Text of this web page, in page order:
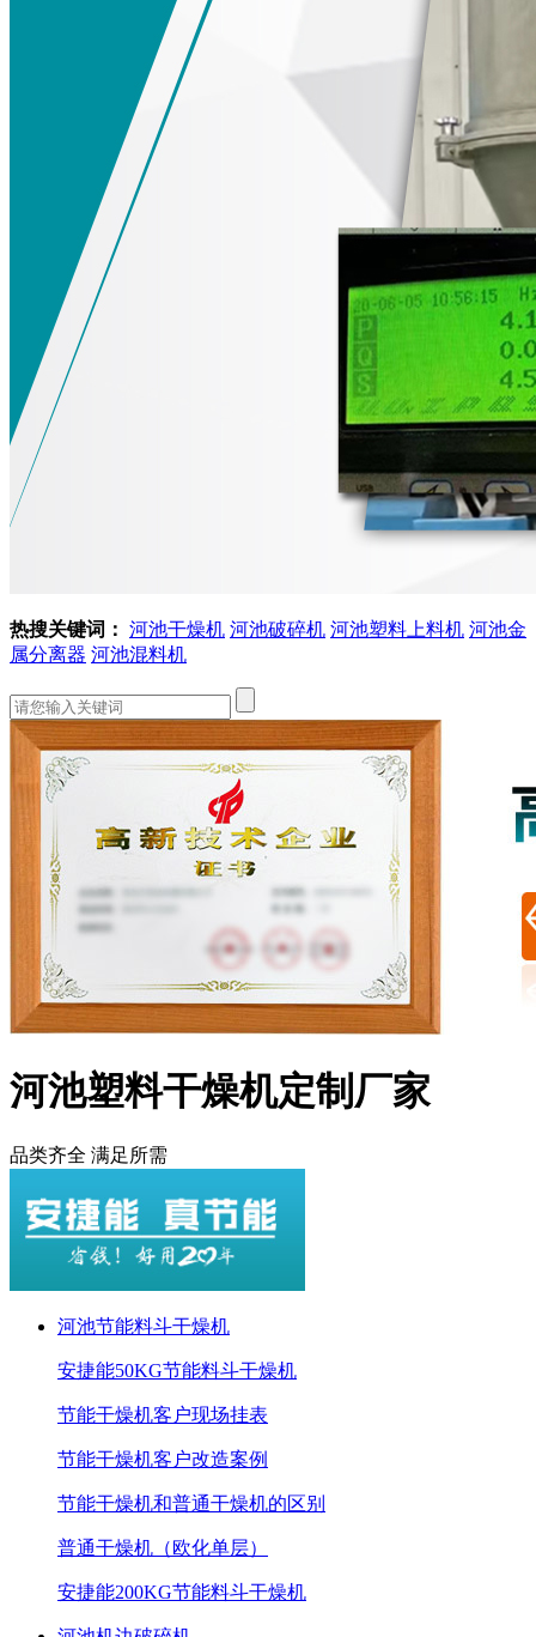
热搜关键词： 河池干燥机 河池破碎机 河池塑料上料机 河池金
属分离器 河池混料机
河池塑料干燥机定制厂家
品类齐全 满足所需
河池节能料斗干燥机
安捷能50KG节能料斗干燥机
节能干燥机客户现场挂表
节能干燥机客户改造案例
节能干燥机和普通干燥机的区别
普通干燥机（欧化单层）
安捷能200KG节能料斗干燥机